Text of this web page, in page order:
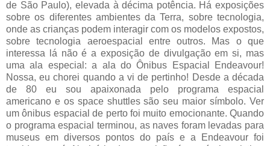
de São Paulo), elevada à décima potência. Há exposições
sobre os diferentes ambientes da Terra, sobre tecnologia,
onde as crianças podem interagir com os modelos expostos,
sobre tecnologia aeroespacial entre outros. Mas o que
interessa lá não é a exposição de divulgação em si, mas
uma ala especial: a ala do Ônibus Espacial Endeavour!
Nossa, eu chorei quando a vi de pertinho! Desde a década
de 80 eu sou apaixonada pelo programa espacial
americano e os space shuttles são seu maior símbolo. Ver
um ônibus espacial de perto foi muito emocionante. Quando
o programa espacial terminou, as naves foram levadas para
museus em diversos pontos do país e a Endeavour foi